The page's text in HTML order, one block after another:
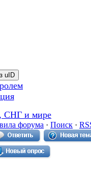
uID
СНГ и мире
форума · Поиск ·